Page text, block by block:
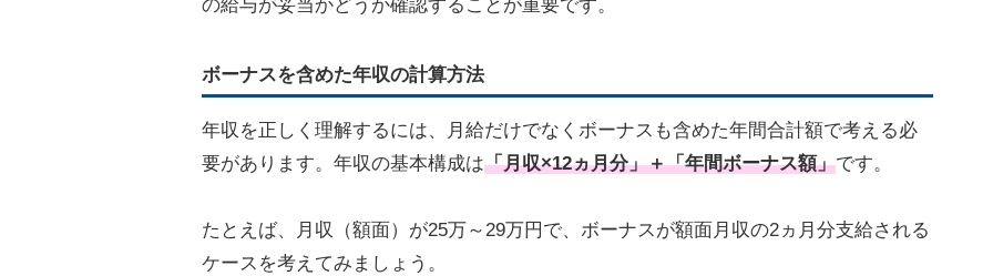
の給与が妥当かどうか確認することが重要です。
ボーナスを含めた年収の計算方法
年収を正しく理解するには、月給だけでなくボーナスも含めた年間合計額で考える必
要があります。年収の基本構成は「月収×12ヵ月分」＋「年間ボーナス額」です。
たとえば、月収（額面）が25万～29万円で、ボーナスが額面月収の2ヵ月分支給される
ケースを考えてみましょう。